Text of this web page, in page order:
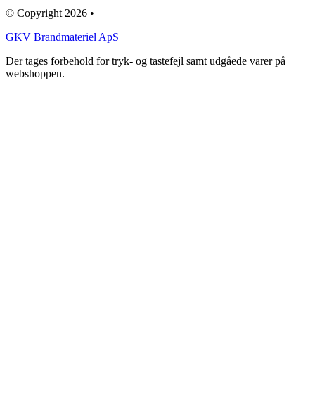
© Copyright 2026 •
GKV Brandmateriel ApS
Der tages forbehold for tryk- og tastefejl samt udgåede varer på
webshoppen.